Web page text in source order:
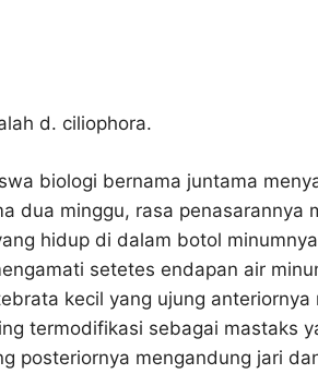
d. ciliophora.
biologi bernama juntama
dua minggu, rasa penasarannya
hidup di dalam botol
setetes endapan air
kecil yang ujung
termodifikasi sebagai mastaks
posteriornya mengandung jari